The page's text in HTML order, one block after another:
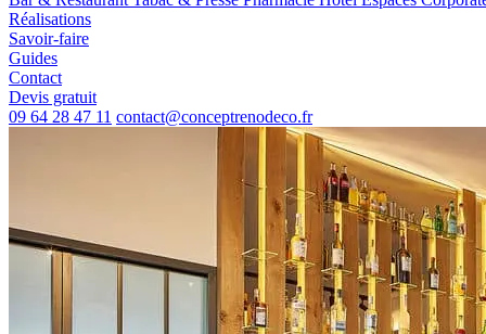
Réalisations
Savoir-faire
Guides
Contact
Devis gratuit
09 64 28 47 11 contact@conceptrenodeco.fr